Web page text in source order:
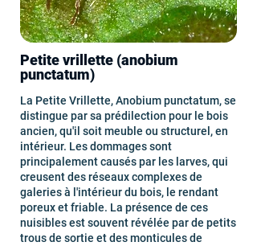
Petite vrillette (anobium
punctatum)
La Petite Vrillette, Anobium punctatum, se
distingue par sa prédilection pour le bois
ancien, qu'il soit meuble ou structurel, en
intérieur. Les dommages sont
principalement causés par les larves, qui
creusent des réseaux complexes de
galeries à l'intérieur du bois, le rendant
poreux et friable. La présence de ces
nuisibles est souvent révélée par de petits
trous de sortie et des monticules de